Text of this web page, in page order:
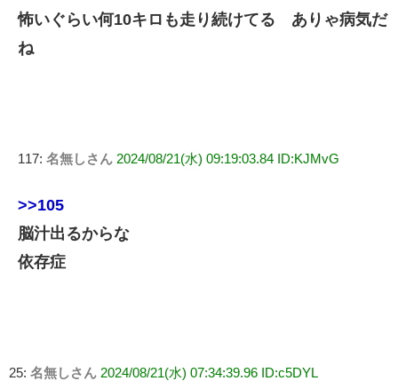
怖いぐらい何10キロも走り続けてる ありゃ病気だ
ね
117: 名無しさん 2024/08/21(水) 09:19:03.84 ID:KJMvG
>>105
脳汁出るからな
依存症
25: 名無しさん 2024/08/21(水) 07:34:39.96 ID:c5DYL